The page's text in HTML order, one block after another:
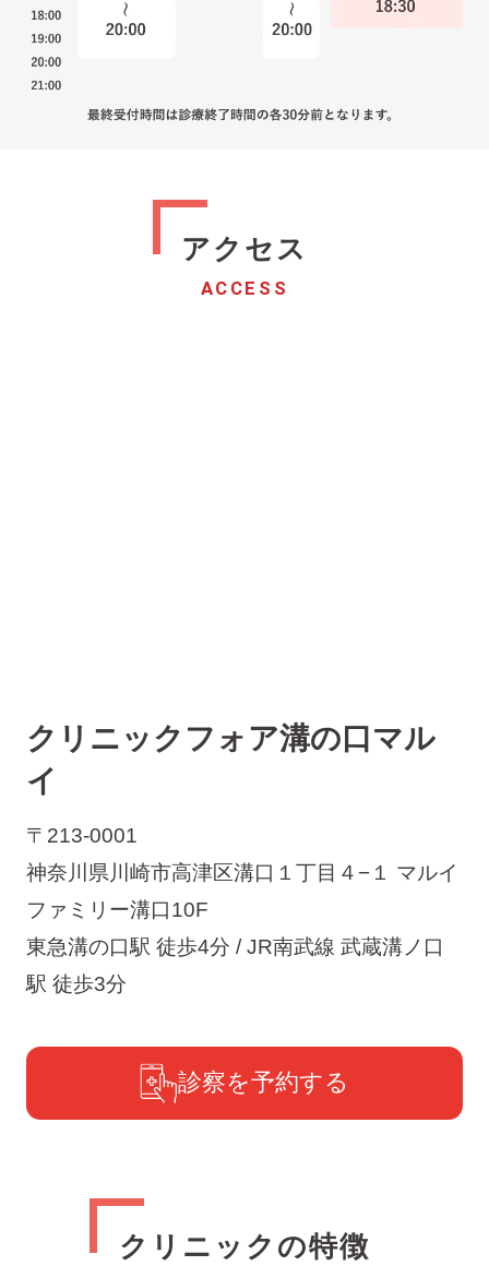
アクセス
ACCESS
クリニックフォア溝の口マル
イ
〒213-0001
神奈川県川崎市高津区溝口１丁目４−１ マルイ
ファミリー溝口10F
東急溝の口駅 徒歩4分 / JR南武線 武蔵溝ノ口
駅 徒歩3分
診察を予約する
クリニックの特徴